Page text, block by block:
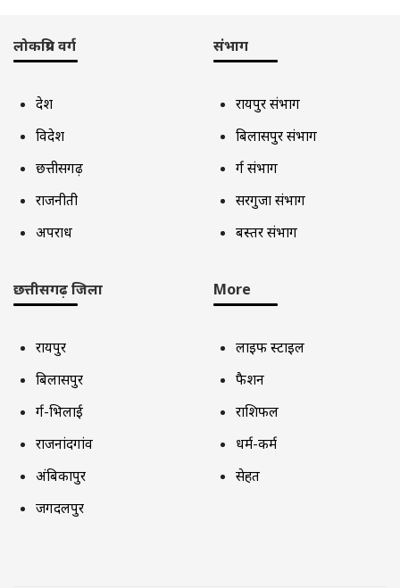
लोकप्रिय वर्ग
देश
विदेश
छत्तीसगढ़
राजनीती
अपराध
संभाग
रायपुर संभाग
बिलासपुर संभाग
दुर्ग संभाग
सरगुजा संभाग
बस्तर संभाग
छत्तीसगढ़ जिला
रायपुर
बिलासपुर
दुर्ग-भिलाई
राजनांदगांव
अंबिकापुर
जगदलपुर
More
लाइफ स्टाइल
फैशन
राशिफल
धर्म-कर्म
सेहत